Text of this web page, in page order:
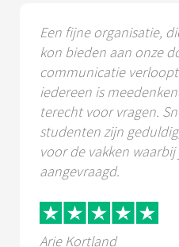
Een fijne organisatie,
kon bieden aan onze
communicatie
iedereen is
terecht voor vragen.
studenten zijn
voor de vakken
aangevraagd.
Arie Kortland